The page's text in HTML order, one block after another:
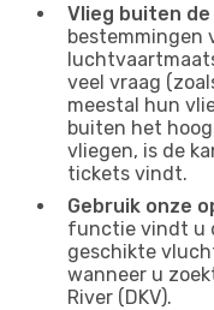
Vlieg buiten
bestemmingen
veel vraag
meestal hun
buiten het
vliegen, is de
tickets vindt.
Gebruik onze
functie vindt u
geschikte
wanneer u
River (DKV).